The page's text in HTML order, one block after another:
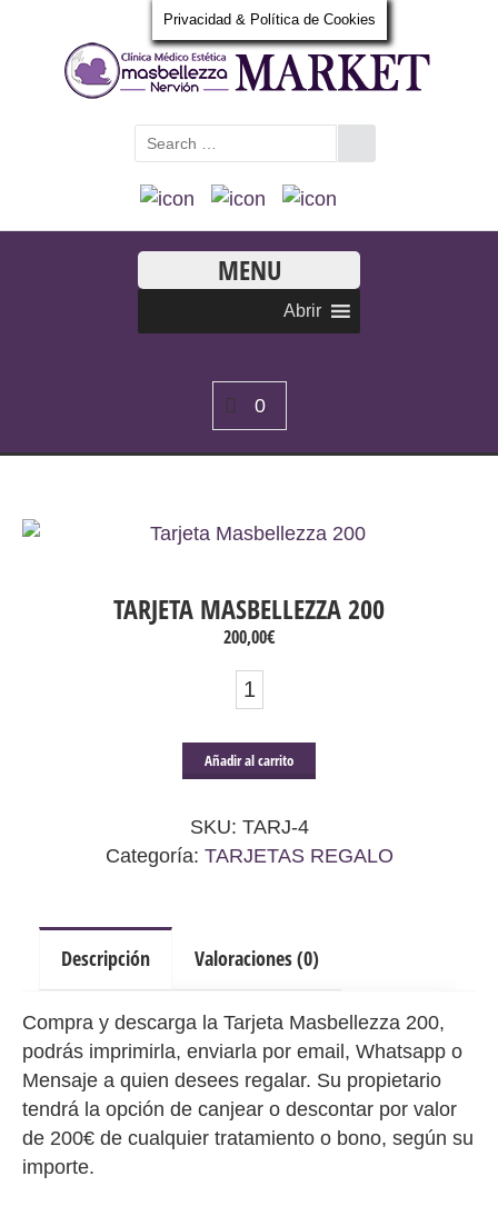
MENU
Abrir
0
TARJETA MASBELLEZZA 200
200,00€
Tarjeta
200
cantidad
Añadir al carrito
SKU: TARJ-4
Categoría: TARJETAS REGALO
Descripción Valoraciones (0)
Compra y descarga la Tarjeta Masbellezza 200,
podrás imprimirla, enviarla por email, Whatsapp o
Mensaje a quien desees regalar. Su propietario
tendrá la opción de canjear o descontar por valor
de 200€ de cualquier tratamiento o bono, según su
importe.
Privacidad & Política de Cookies